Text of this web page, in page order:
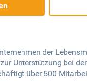
der
Unterstützung bei
über 500